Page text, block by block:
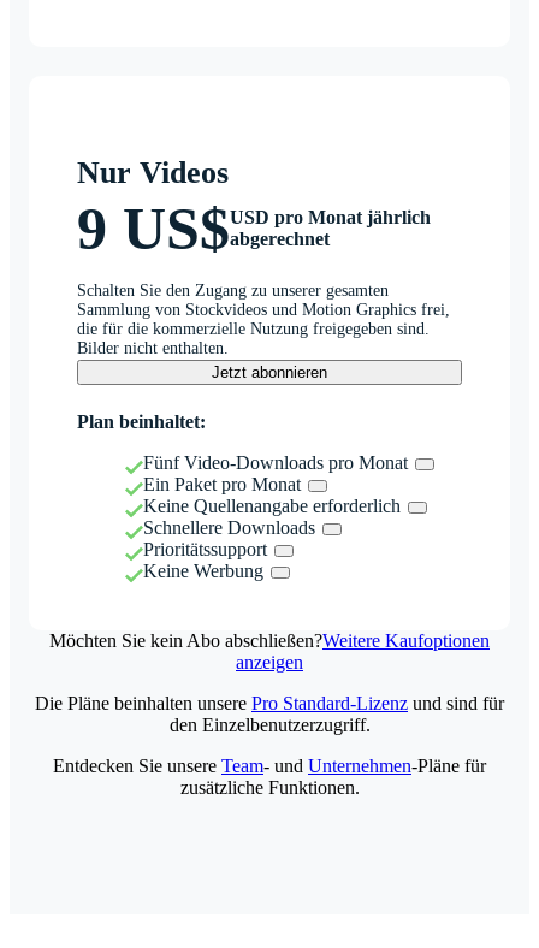
Nur Videos
9 US$USD pro Monat jährlich
abgerechnet
Schalten Sie den Zugang zu unserer gesamten
Sammlung von Stockvideos und Motion Graphics frei,
die für die kommerzielle Nutzung freigegeben sind.
Bilder nicht enthalten.
Jetzt abonnieren
Plan beinhaltet:
Fünf Video-Downloads pro Monat
Ein Paket pro Monat
Keine Quellenangabe erforderlich
Schnellere Downloads
Prioritätssupport
Keine Werbung
Möchten Sie kein Abo abschließen?Weitere Kaufoptionen
anzeigen
Die Pläne beinhalten unsere Pro Standard-Lizenz und sind für
den Einzelbenutzerzugriff.
Entdecken Sie unsere Team- und Unternehmen-Pläne für
zusätzliche Funktionen.